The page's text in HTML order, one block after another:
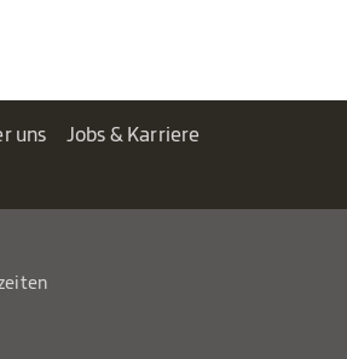
uns Jobs & Karriere